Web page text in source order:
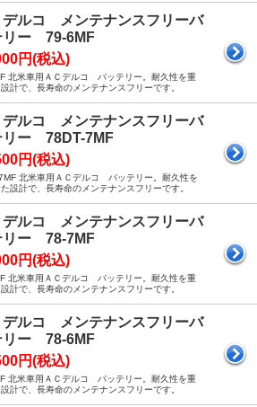
デルコ メンテナンスフリーバ
リー 79-6MF
円(税込)
北米車用ＡＣデルコ バッテリー。耐久性を重
計で、長寿命のメンテナンスフリーです。
デルコ メンテナンスフリーバ
リー 78DT-7MF
円(税込)
北米車用ＡＣデルコ バッテリー。耐久性を
設計で、長寿命のメンテナンスフリーです。
デルコ メンテナンスフリーバ
リー 78-7MF
円(税込)
北米車用ＡＣデルコ バッテリー。耐久性を重
計で、長寿命のメンテナンスフリーです。
デルコ メンテナンスフリーバ
リー 78-6MF
円(税込)
北米車用ＡＣデルコ バッテリー。耐久性を重
計で、長寿命のメンテナンスフリーです。